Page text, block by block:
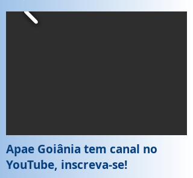
Apae Goiânia tem canal no
YouTube, inscreva-se!